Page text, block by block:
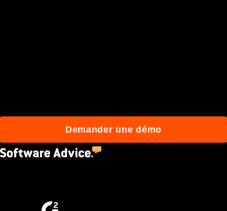
Demander une démo